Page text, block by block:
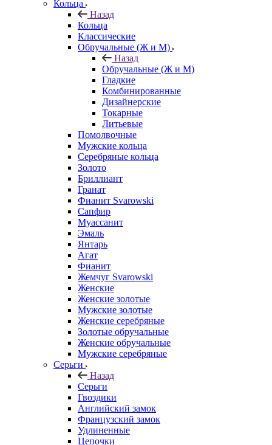
Кольца
Назад
Кольца
Классические
Обручальные (Ж и М)
Назад
Обручальные (Ж и М)
Гладкие
Комбинированные
Дизайнерские
Токарные
Литьевые
Помолвочные
Мужские кольца
Серебряные кольца
Золото
Бриллиант
Гранат
Фианит Svarowski
Сапфир
Муассанит
Эмаль
Янтарь
Агат
Фианит
Жемчуг Svarowski
Женские
Женские золотые
Мужские золотые
Женские серебряные
Золотые обручальные
Женские обручальные
Мужские серебряные
Серьги
Назад
Серьги
Гвоздики
Английский замок
Французский замок
Удлиненные
Цепочки